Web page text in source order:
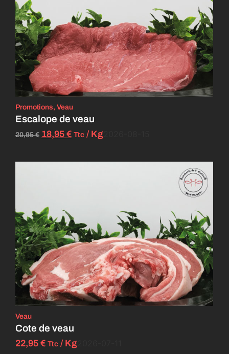
Promotions, Veau
Escalope de veau
20,95€ 18,95 € Ttc / Kg
Veau
Cote de veau
22,95 € Ttc / Kg